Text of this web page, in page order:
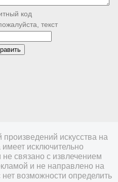
текст
искусства на
исключительно
связано с извлечением
и не направлено на
возможности определить